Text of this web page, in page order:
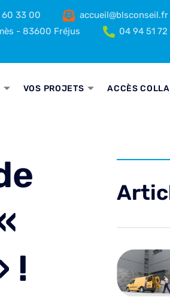
60 33 00
accueil@blsconseil.fr
- 83600 Fréjus
04 94 51 72
VOS PROJETS ACCÈS
!